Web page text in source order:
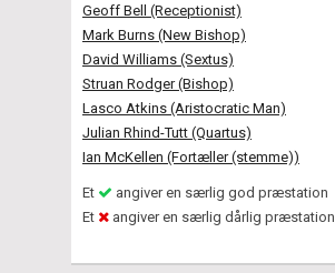
Geoff Bell (Receptionist)
Mark Burns (New Bishop)
David Williams (Sextus)
Struan Rodger (Bishop)
Lasco Atkins (Aristocratic Man)
Julian Rhind-Tutt (Quartus)
Ian McKellen (Fortæller (stemme))
Et
angiver en særlig god præstation
Et
angiver en særlig dårlig præstation